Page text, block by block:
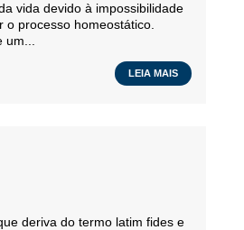
vida devido à impossibilidade
o processo homeostático.
LEIA MAIS
deriva do termo latim fides e